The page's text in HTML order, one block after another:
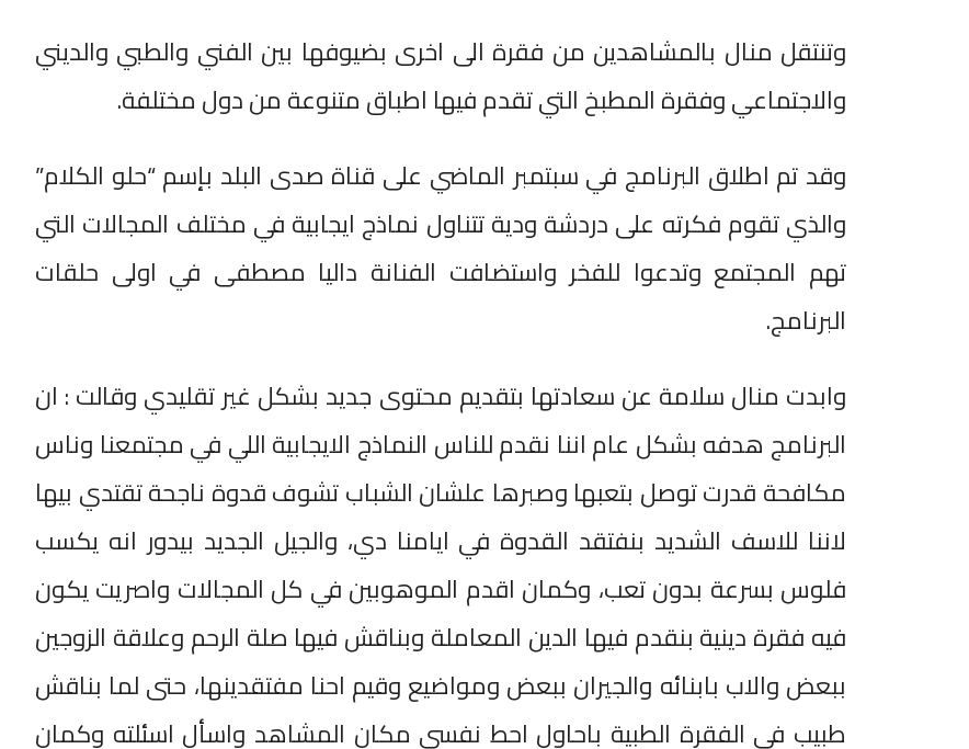
وتنتقل منال بالمشاهدين من فقرة الى اخرى بضيوفها بين الفني والطبي والديني
والاجتماعي وفقرة المطبخ التي تقدم فيها اطباق متنوعة من دول مختلفة.
وقد تم اطلاق البرنامج في سبتمبر الماضي على قناة صدى البلد بإسم “حلو الكلام”
والذي تقوم فكرته على دردشة ودية تتناول نماذج ايجابية في مختلف المجالات التي
تهم المجتمع وتدعوا للفخر واستضافت الفنانة داليا مصطفى في اولى حلقات
البرنامج.
وابدت منال سلامة عن سعادتها بتقديم محتوى جديد بشكل غير تقليدي وقالت : ان
البرنامج هدفه بشكل عام اننا نقدم للناس النماذج الايجابية اللي في مجتمعنا وناس
مكافحة قدرت توصل بتعبها وصبرها علشان الشباب تشوف قدوة ناجحة تقتدي بيها
لاننا للاسف الشديد بنفتقد القدوة في ايامنا دي، والجيل الجديد بيدور انه يكسب
فلوس بسرعة بدون تعب، وكمان اقدم الموهوبين في كل المجالات واصريت يكون
فيه فقرة دينية بنقدم فيها الدين المعاملة وبناقش فيها صلة الرحم وعلاقة الزوجين
ببعض والاب بابنائه والجيران ببعض ومواضيع وقيم احنا مفتقدينها، حتى لما بناقش
طبيب في الفقرة الطبية باحاول احط نفسي مكان المشاهد واسأل اسئلته وكمان